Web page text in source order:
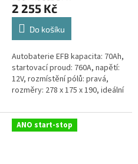
(nepovinné)
je
4,8
hvězdiček.
2 255 Kč
Do košíku
Autobaterie EFB kapacita: 70Ah,
startovací proud: 760A, napětí:
12V, rozmístění pólů: pravá,
rozměry: 278 x 175 x 190, ideální
Start-Stop nebo se...
ANO start-stop